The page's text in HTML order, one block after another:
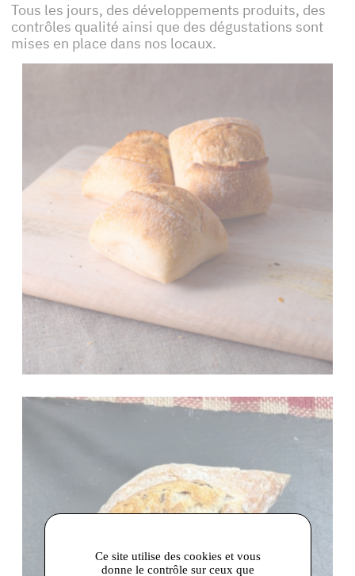
Tous les jours, des développements produits, des
contrôles qualité ainsi que des dégustations sont
mises en place dans nos locaux.
Ce site utilise des cookies et vous
donne le contrôle sur ceux que